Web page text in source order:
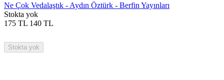
Ne Çok Vedalaştık - Aydın Öztürk - Berfin Yayınları
Stokta yok
175 TL 140 TL
Stokta yok